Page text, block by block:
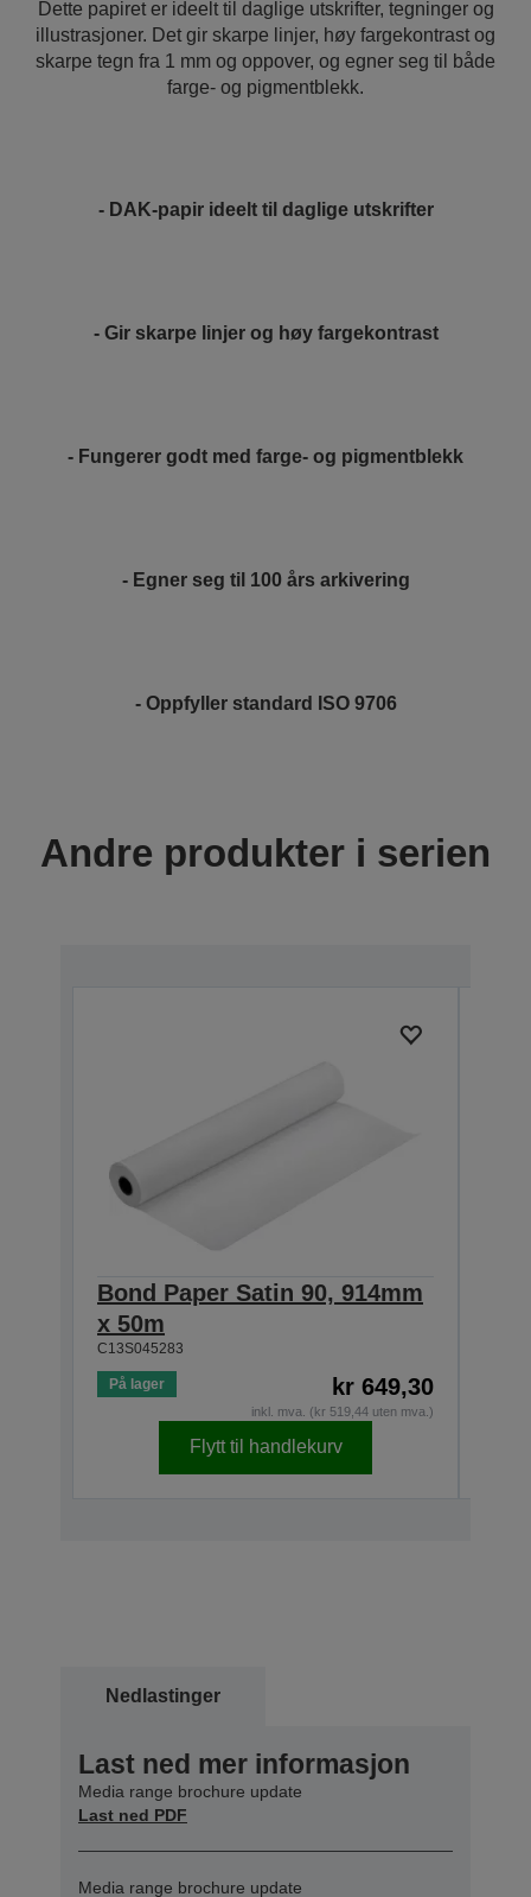
Dette papiret er ideelt til daglige utskrifter, tegninger og
illustrasjoner. Det gir skarpe linjer, høy fargekontrast og
skarpe tegn fra 1 mm og oppover, og egner seg til både
farge- og pigmentblekk.
- DAK-papir ideelt til daglige utskrifter
- Gir skarpe linjer og høy fargekontrast
- Fungerer godt med farge- og pigmentblekk
- Egner seg til 100 års arkivering
- Oppfyller standard ISO 9706
Andre produkter i serien
Bond Paper Satin 90, 914mm
x 50m
C13S045283
På lager kr 649,30
inkl. mva. (kr 519,44 uten mva.)
Flytt til handlekurv
Nedlastinger
Last ned mer informasjon
Media range brochure update
Last ned PDF
Media range brochure update